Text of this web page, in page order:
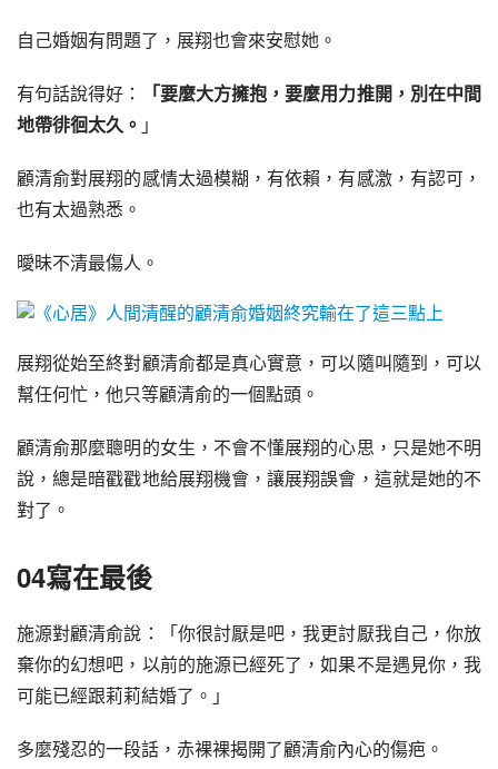
自己婚姻有問題了，展翔也會來安慰她。
有句話說得好：
「要麼大方擁抱，要麼用力推開，別在中間
地帶徘徊太久。 」
顧清俞對展翔的感情太過模糊，有依賴，有感激，有認可，
也有太過熟悉。
曖昧不清最傷人。
展翔從始至終對顧清俞都是真心實意，可以隨叫隨到，可以
幫任何忙，他只等顧清俞的一個點頭。
顧清俞那麼聰明的女生，不會不懂展翔的心思，只是她不明
說，總是暗戳戳地給展翔機會，讓展翔誤會，這就是她的不
對了。
04寫在最後
施源對顧清俞說：「你很討厭是吧，我更討厭我自己，你放
棄你的幻想吧，以前的施源已經死了，如果不是遇見你，我
可能已經跟莉莉結婚了。」
多麼殘忍的一段話，赤裸裸揭開了顧清俞內心的傷疤。